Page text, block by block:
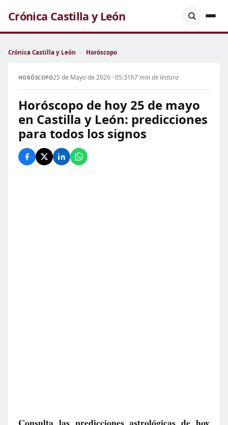
Crónica Castilla y León
Crónica Castilla y León › Horóscopo
HORÓSCOPO25 de Mayo de 2026 · 05:31h7 min de lectura
Horóscopo de hoy 25 de mayo
en Castilla y León: predicciones
para todos los signos